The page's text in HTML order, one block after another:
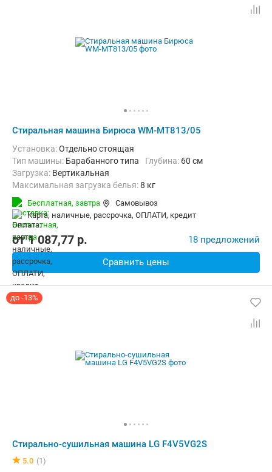
Стиральная машина Бирюса WM-MT813/05
Установка:Отдельно стоящая
Тип машины: Барабанного типа Глубина: 60 см
загрузка: Вертикальная
Максимальная загрузка белья:8 кг
Количество программ:
Дополнительные функции:
Безопасность:
Защита от детей, Защита от протечек
Ширина:40 см
Бесплатная, завтра
Самовывоз
карта, наличные, рассрочка, ОПЛАТИ, кредит
от1 087,77 p. 18 предложений
Сравнить цены
до -13%
Стирально-сушильная машина LG F4V5VG2S
5.0 (1)